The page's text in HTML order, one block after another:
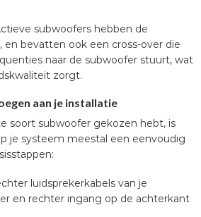
subwoofers hebben de
bevatten ook een cross-over die
naar de subwoofer stuurt, wat
zorgt.
aan je installatie
soort subwoofer gekozen hebt, is
je systeem meestal een eenvoudig
luidsprekerkabels van je
en rechter ingang op de achterkant